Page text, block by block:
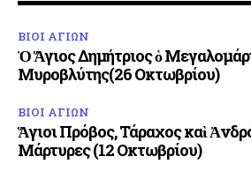
ΒΙΟΙ ΑΓΙΩΝ
Ὁ Ἅγιος Δημήτριος ὁ
Μυροβλύτης(26 Οκτωβρίου)
ΒΙΟΙ ΑΓΙΩΝ
Ἅγιοι Πρόβος, Τάραχος καὶ
Μάρτυρες (12 Οκτωβρίου)